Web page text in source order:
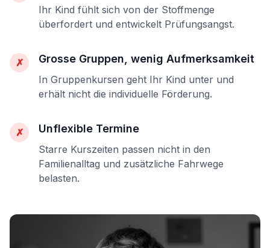
Ihr Kind fühlt sich von der Stoffmenge
überfordert und entwickelt Prüfungsangst.
✗ Grosse Gruppen, wenig Aufmerksamkeit
In Gruppenkursen geht Ihr Kind unter und
erhält nicht die individuelle Förderung.
✗ Unflexible Termine
Starre Kurszeiten passen nicht in den
Familienalltag und zusätzliche Fahrwege
belasten.